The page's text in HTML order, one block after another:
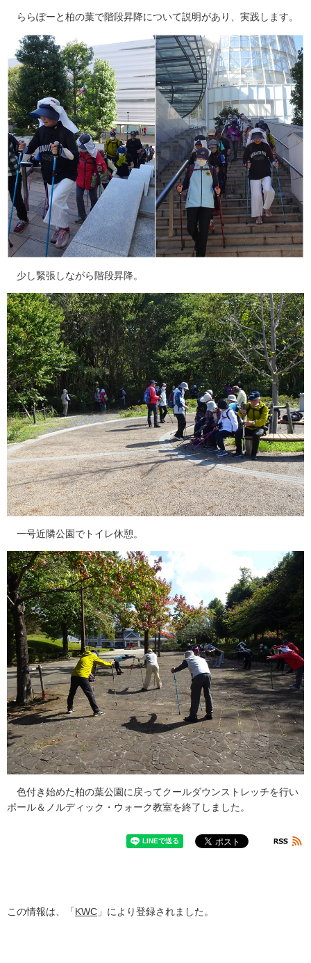
ららぽーと柏の葉で階段昇降について説明があり、実践します。
少し緊張しながら階段昇降。
一号近隣公園でトイレ休憩。
色付き始めた柏の葉公園に戻ってクールダウンストレッチを行い
ポール＆ノルディック・ウォーク教室を終了しました。
この情報は、「KWC 」により登録されました。